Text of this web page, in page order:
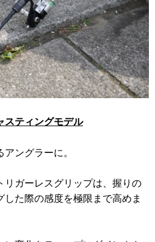
スティングモデル
ングラーに。
リガーレスグリップは、握りの
した際の感度を極限まで高めま